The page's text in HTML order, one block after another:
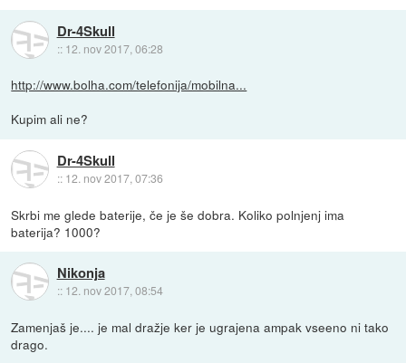
Dr-4Skull
:: 12. nov 2017, 06:28
http://www.bolha.com/telefonija/mobilna...
Kupim ali ne?
Dr-4Skull
:: 12. nov 2017, 07:36
Skrbi me glede baterije, če je še dobra. Koliko polnjenj ima
baterija? 1000?
Nikonja
:: 12. nov 2017, 08:54
Zamenjaš je.... je mal dražje ker je ugrajena ampak vseeno ni tako
drago.